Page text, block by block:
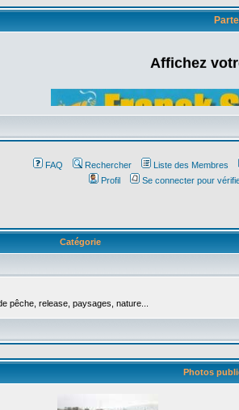
Affichez
FAQ Rechercher Liste des Membres
Profil
Se connecter pour
Catégorie
pêche, release, paysages, nature...
Photos